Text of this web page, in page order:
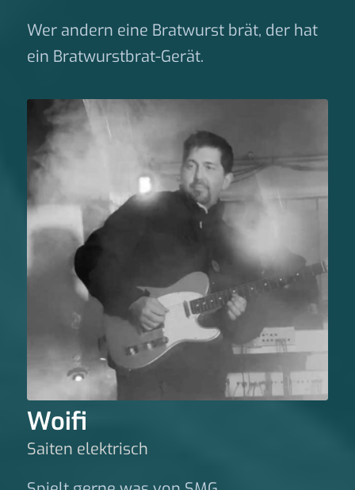
Wer andern eine Bratwurst brät, der hat
ein Bratwurstbrat-Gerät.
Woifi
Saiten elektrisch